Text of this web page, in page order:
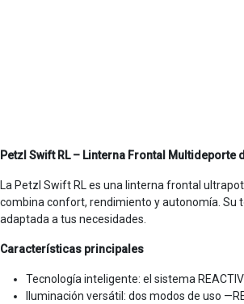
Petzl Swift RL – Linterna Frontal Multideporte
La Petzl Swift RL es una linterna frontal
combina confort, rendimiento y autonomía. Su
adaptada a tus necesidades.
Características principales
Tecnología inteligente: el sistema
Iluminación versátil: dos modos de uso